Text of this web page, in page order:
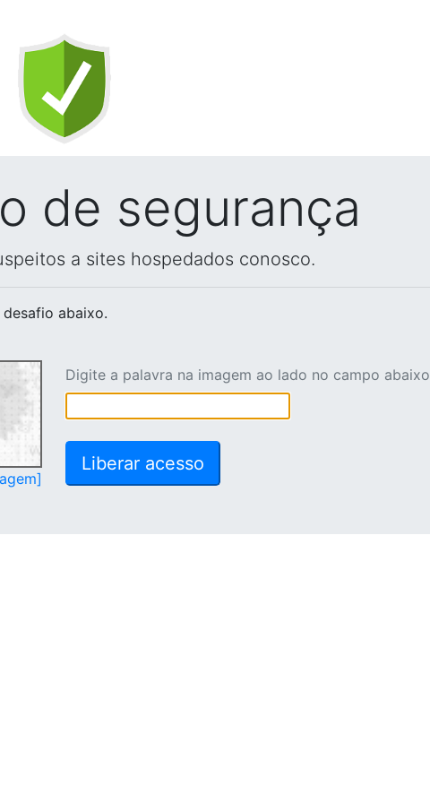
de segurança
a sites hospedados conosco.
abaixo.
Digite a palavra na imagem ao lado no campo abaixo